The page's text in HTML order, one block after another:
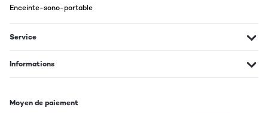
Enceinte-sono-portable
Service
Informations
Moyen de paiement